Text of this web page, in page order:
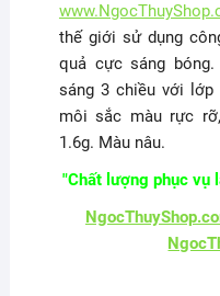
thế giới sử dụng
quả cực sáng
sáng 3 chiều với
môi sắc màu rực
1.6g. Màu nâu.
"Chất lượng phục vụ